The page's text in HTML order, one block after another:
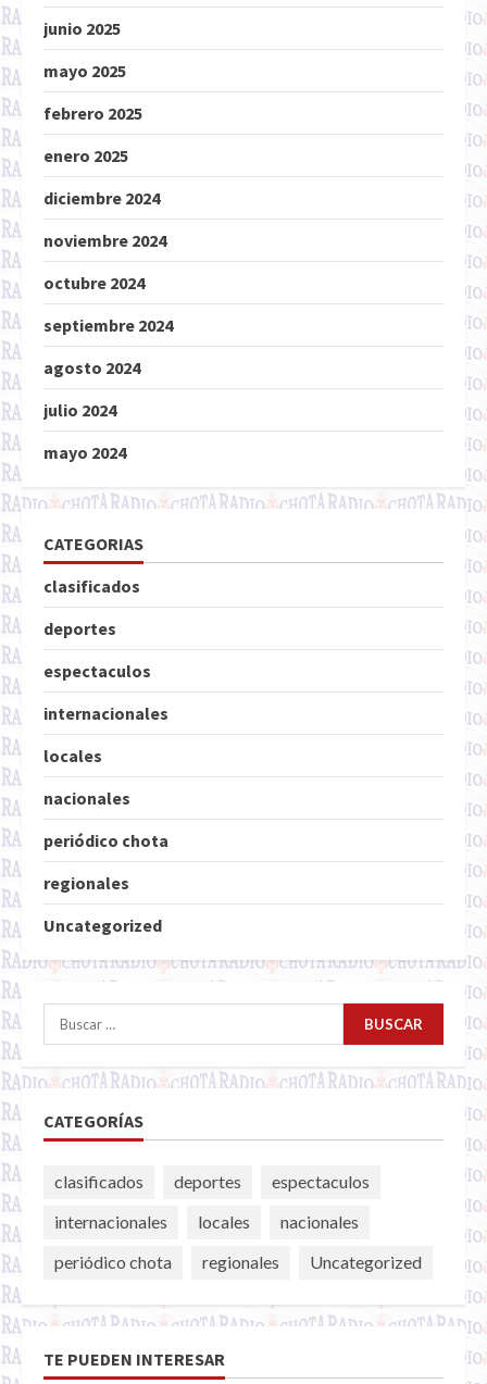
junio 2025
mayo 2025
febrero 2025
enero 2025
diciembre 2024
noviembre 2024
octubre 2024
septiembre 2024
agosto 2024
julio 2024
mayo 2024
CATEGORIAS
clasificados
deportes
espectaculos
internacionales
locales
nacionales
periódico chota
regionales
Uncategorized
Buscar:
CATEGORÍAS
clasificados deportes
espectaculos
internacionales
locales
nacionales
periódico chota
regionales Uncategorized
TE PUEDEN INTERESAR